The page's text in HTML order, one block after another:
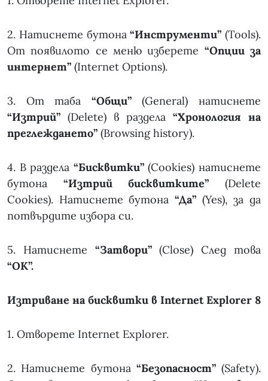
2. Натиснете бутона“Инструменти” (Tools).
От появилото се меню изберете “Опции за
интернет” (Internet Options).
3. От таба “Общи”(General) натиснете
“Изтрий” (Delete) в раздела “Хронология на
преглеждането” (Browsing history).
4. В раздела “Бисквитки”(Cookies) натиснете
бутона “Изтрий бисквитките” (Delete
Cookies). Натиснете бутона “Да” (Yes), за да
потвърдите избора си.
5. Натиснете “Затвори”(Close) След това
“OK”.
Изтриване на бисквитки в Internet Explorer 8
1. Отворете Internet Explorer.
2. Натиснете бутона “Безопасност”(Safety).